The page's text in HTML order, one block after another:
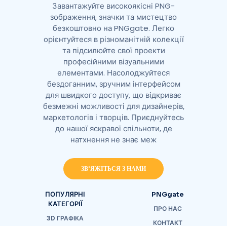
Завантажуйте високоякісні PNG-
зображення, значки та мистецтво
безкоштовно на PNGgate. Легко
орієнтуйтеся в різноманітній колекції
та підсилюйте свої проекти
професійними візуальними
елементами. Насолоджуйтеся
бездоганним, зручним інтерфейсом
для швидкого доступу, що відкриває
безмежні можливості для дизайнерів,
маркетологів і творців. Приєднуйтесь
до нашої яскравої спільноти, де
натхнення не знає меж
ЗВ'ЯЖІТЬСЯ З НАМИ
ПОПУЛЯРНІ
КАТЕГОРІЇ
3D ГРАФІКА
PNGgate
ПРО НАС
КОНТАКТ